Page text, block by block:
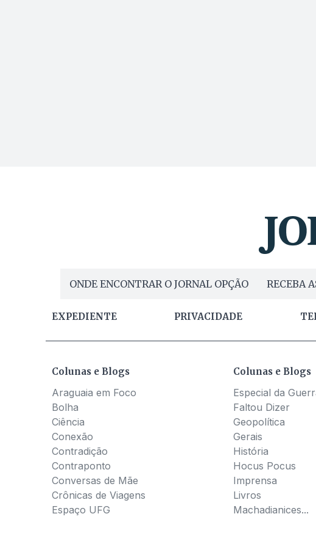
ONDE ENCONTRAR O JORNAL OPÇÃO RECEBA
EXPEDIENTE PRIVACIDADE
Colunas e Blogs
Araguaia em Foco
Bolha
Ciência
Conexão
Contradição
Contraponto
Conversas de Mãe
Crônicas de Viagens
Espaço UFG
Colunas e Blogs
Especial da
Faltou Dizer
Geopolítica
Gerais
História
Hocus Pocus
Imprensa
Livros
Machadianices...